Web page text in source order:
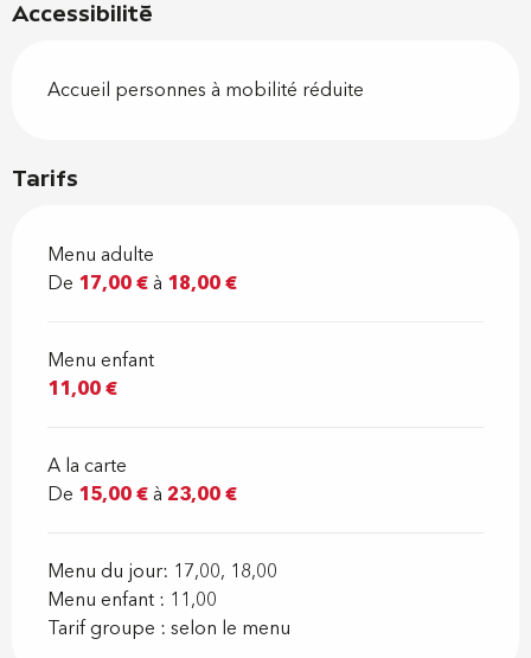
Accessibilité
Accueil personnes à mobilité réduite
Tarifs
Menu adulte
De 17,00 €à 18,00 €
Menu enfant
11,00 €
A la carte
De 15,00 €à 23,00 €
Menu du jour: 17,00, 18,00
Menu enfant : 11,00
Tarif groupe : selon le menu